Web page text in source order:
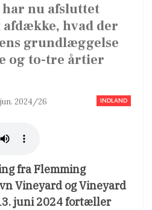
nu afsluttet
afdække, hvad der
grundlæggelse
og to-tre årtier
INDLAND
2024/26
fra Flemming
Vineyard og Vineyard
juni 2024 fortæller